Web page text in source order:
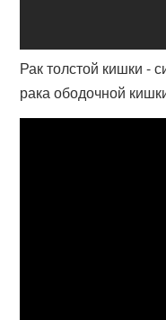
Рак толстой кишки -
рака ободочной